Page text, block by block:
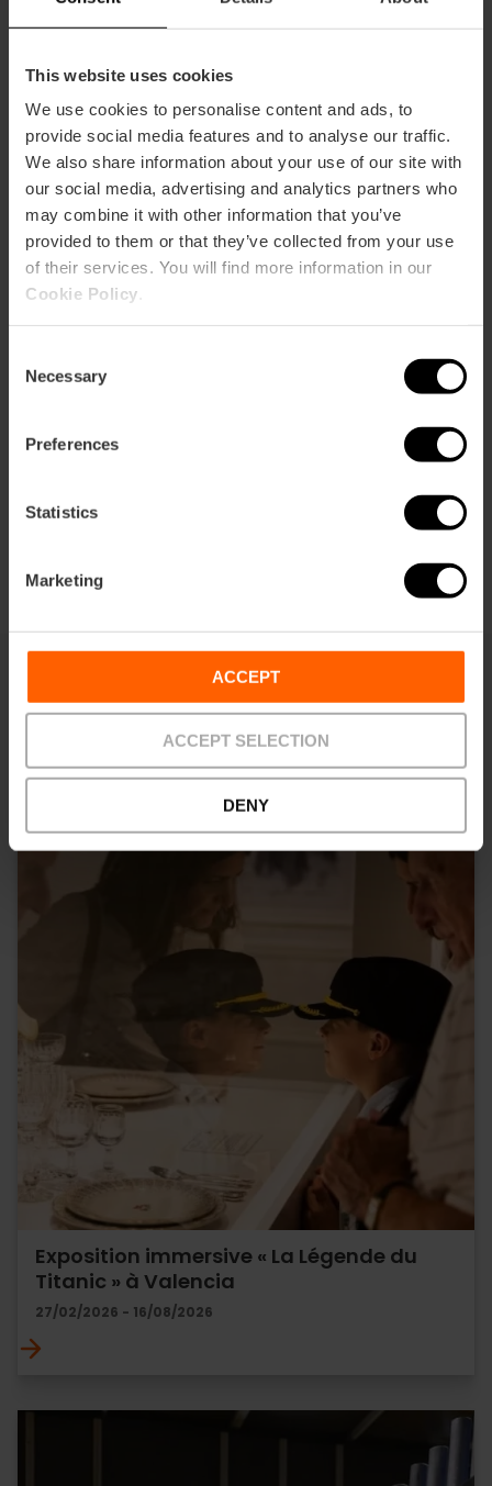
This website uses cookies
We use cookies to personalise content and ads, to
provide social media features and to analyse our traffic.
We also share information about your use of our site with
our social media, advertising and analytics partners who
may combine it with other information that you’ve
provided to them or that they’ve collected from your use
of their services. You will find more information in our
Cookie Policy
Selection
Necessary
Preferences
Statistics
Marketing
ACCEPT
ACCEPT SELECTION
DENY
Voir la carte
Directions
Vous pouvez aussi être intéressé
Exposition immersive « La Légende du
Titanic » à Valencia
27/02/2026 - 16/08/2026